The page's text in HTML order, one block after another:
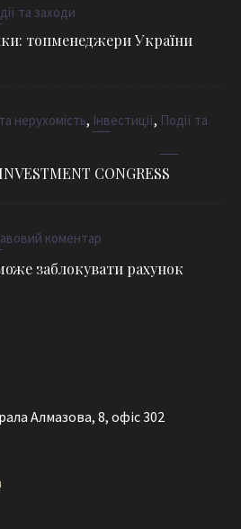
та заходи
топменеджери України
нерухомість, Інвестиції, Події та
CONGRESS
коментар
заблокувати рахунок
Алмазова, 8, офіс 302